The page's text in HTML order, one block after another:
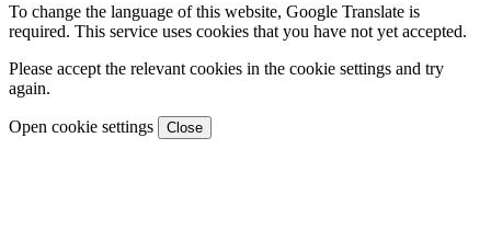
To change the language of this website, Google Translate is
required. This service uses cookies that you have not yet accepted.
Please accept the relevant cookies in the cookie settings and try
again.
Open cookie settings Close